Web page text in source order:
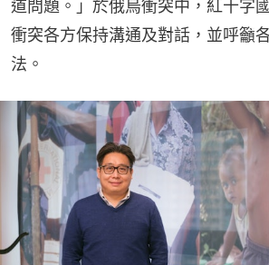
道問題。」於俄烏衝突中，紅十字
衝突各方保持溝通及對話，並呼籲
法。